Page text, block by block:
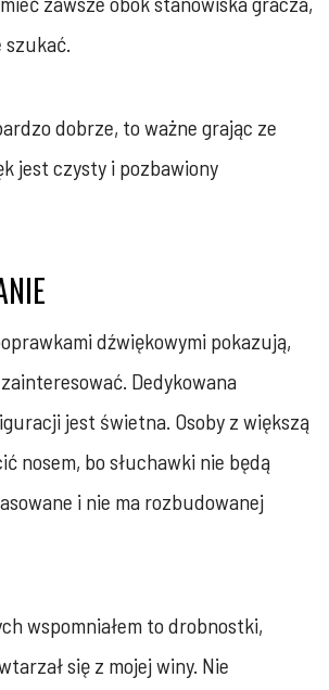
szukać.
dobrze, to ważne grając ze
jest czysty i pozbawiony
dźwiękowymi pokazują,
Dedykowana
jest świetna. Osoby z większą
nosem, bo słuchawki nie będą
i nie ma rozbudowanej
wspomniałem to drobnostki,
się z mojej winy. Nie